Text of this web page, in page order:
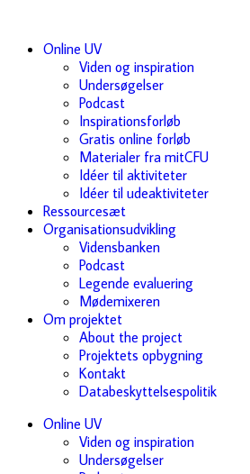
Online UV
Viden og inspiration
Undersøgelser
Podcast
Inspirationsforløb
Gratis online forløb
Materialer fra mitCFU
Idéer til aktiviteter
Idéer til udeaktiviteter
Ressourcesæt
Organisationsudvikling
Vidensbanken
Podcast
Legende evaluering
Mødemixeren
Om projektet
About the project
Projektets opbygning
Kontakt
Databeskyttelsespolitik
Online UV
Viden og inspiration
Undersøgelser